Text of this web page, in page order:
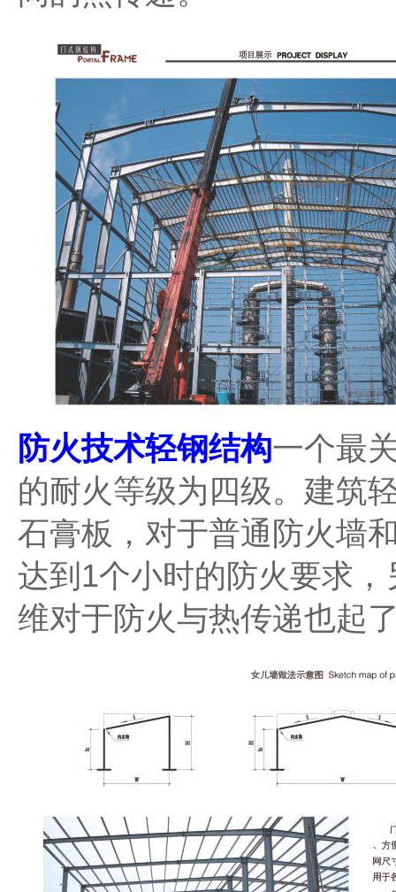
防火技术轻钢结构一个最
的耐火等级为四级。建筑
石膏板，对于普通防火墙
达到1个小时的防火要求
维对于防火与热传递也起